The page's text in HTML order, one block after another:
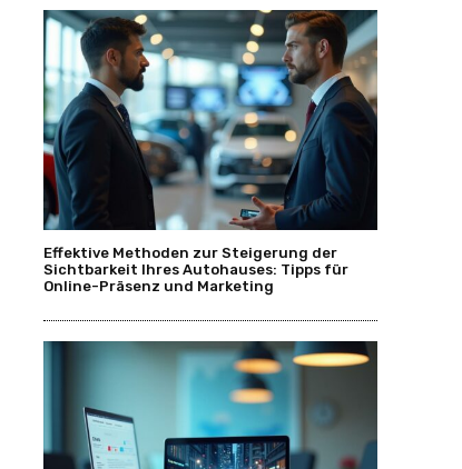
Effektive Methoden zur Steigerung der
Sichtbarkeit Ihres Autohauses: Tipps für
Online-Präsenz und Marketing